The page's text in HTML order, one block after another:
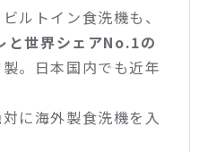
ルトイン食洗機も、
と世界シェアNo.1の
。 日本国内でも近年
に海外製食洗機を入